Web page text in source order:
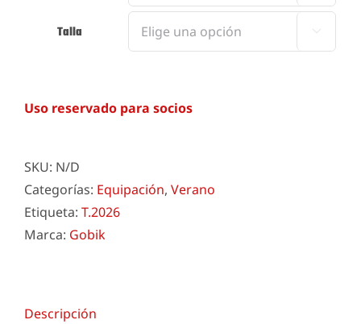
Talla 
Uso reservado para socios
SKU: N/D
Categorías: Equipación, Verano
Etiqueta: T.2026
Marca: Gobik
Descripción